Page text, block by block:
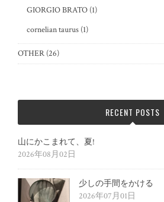
GIORGIO BRATO (1)
cornelian taurus (1)
OTHER (26)
RECENT POSTS
山にかこまれて、夏!
2026年08月02日
少しの手間をかける
2026年07月01日